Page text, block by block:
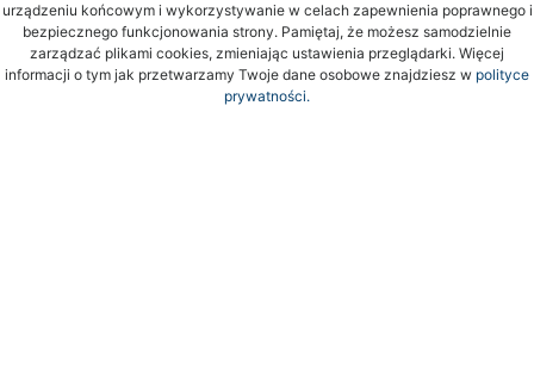
urządzeniu końcowym i wykorzystywanie w celach zapewnienia poprawnego i
bezpiecznego funkcjonowania strony. Pamiętaj, że możesz samodzielnie
zarządzać plikami cookies, zmieniając ustawienia przeglądarki. Więcej
informacji o tym jak przetwarzamy Twoje dane osobowe znajdziesz w polityce
prywatności.